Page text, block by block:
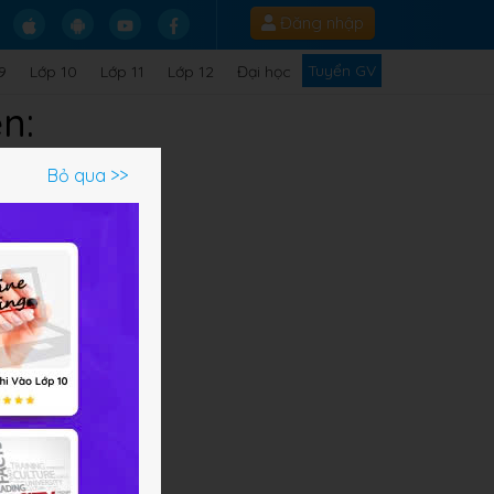
Đăng nhập
Lớp 10 Lớp 11 Lớp 12 Đại học Tuyển GV
Bỏ qua >>